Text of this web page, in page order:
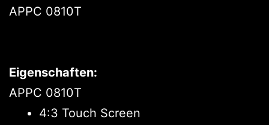
APPC 0810T
Eigenschaften:
APPC 0810T
4:3 Touch Screen